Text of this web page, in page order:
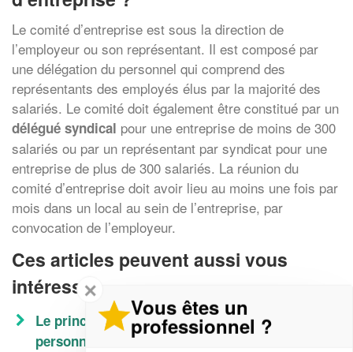
Le comité d’entreprise est sous la direction de
l’employeur ou son représentant. Il est composé par
une délégation du personnel qui comprend des
représentants des employés élus par la majorité des
salariés. Le comité doit également être constitué par un
délégué syndical pour une entreprise de moins de 300
salariés ou par un représentant par syndicat pour une
entreprise de plus de 300 salariés. La réunion du
comité d’entreprise doit avoir lieu au moins une fois par
mois dans un local au sein de l’entreprise, par
convocation de l’employeur.
Ces articles peuvent aussi vous
intéresser
Le principe des missions du délégué du
personnel
✕
Vous êtes un
professionnel ?